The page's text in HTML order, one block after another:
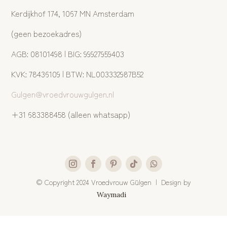
Kerdijkhof 174, 1067 MN Amsterdam
(geen bezoekadres)
AGB: 08101498 | BIG: 99927959403
KVK: 78436109 | BTW: NL003332987B52
Gulgen@vroedvrouwgulgen.nl
+31 683388458 (alleen whatsapp)
© Copyright 2024 Vroedvrouw Gülgen | Design by
Waymadi